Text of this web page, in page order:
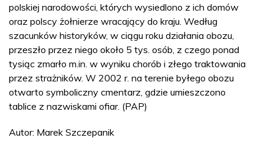
polskiej narodowości, których wysiedlono z ich domów
oraz polscy żołnierze wracający do kraju. Według
szacunków historyków, w ciągu roku działania obozu,
przeszło przez niego około 5 tys. osób, z czego ponad
tysiąc zmarło m.in. w wyniku chorób i złego traktowania
przez strażników. W 2002 r. na terenie byłego obozu
otwarto symboliczny cmentarz, gdzie umieszczono
tablice z nazwiskami ofiar. (PAP)
Autor: Marek Szczepanik